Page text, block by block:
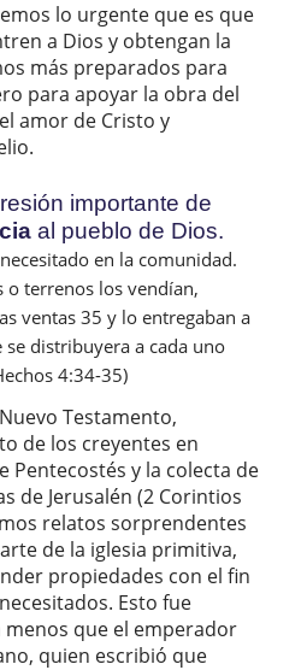
lo urgente que es que
a Dios y obtengan la
más preparados para
para apoyar la obra del
amor de Cristo y
importante de
al pueblo de Dios.
en la comunidad.
o terrenos los vendían,
ventas 35 y lo entregaban a
distribuyera a cada uno
4:34-35)
Testamento,
de los creyentes en
Pentecostés y la colecta de
de Jerusalén (2 Corintios
relatos sorprendentes
de la iglesia primitiva,
propiedades con el fin
Esto fue
que el emperador
quien escribió que